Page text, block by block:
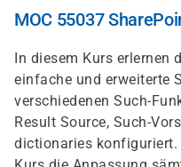
MOC 55037
In diesem Kurs erlernen
einfache und erweiterte
verschiedenen Such-
Result Source, Such-
dictionaries